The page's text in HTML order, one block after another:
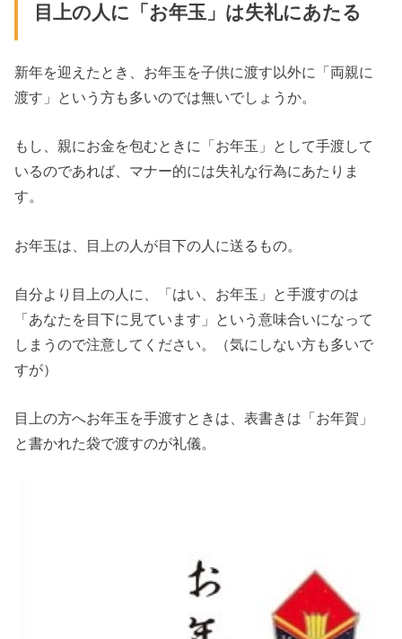
目上の人に「お年玉」は失礼にあたる
新年を迎えたとき、お年玉を子供に渡す以外に「両親に
渡す」という方も多いのでは無いでしょうか。
もし、親にお金を包むときに「お年玉」として手渡して
いるのであれば、マナー的には失礼な行為にあたりま
す。
お年玉は、目上の人が目下の人に送るもの。
自分より目上の人に、「はい、お年玉」と手渡すのは
「あなたを目下に見ています」という意味合いになって
しまうので注意してください。（気にしない方も多いで
すが）
目上の方へお年玉を手渡すときは、表書きは「お年賀」
と書かれた袋で渡すのが礼儀。